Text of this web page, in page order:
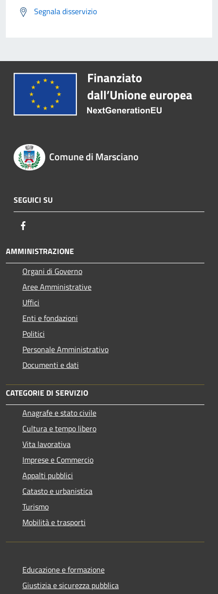
Segnala disservizio
Comune di Marsciano
SEGUICI SU
AMMINISTRAZIONE
Organi di Governo
Aree Amministrative
Uffici
Enti e fondazioni
Politici
Personale Amministrativo
Documenti e dati
CATEGORIE DI SERVIZIO
Anagrafe e stato civile
Cultura e tempo libero
Vita lavorativa
Imprese e Commercio
Appalti pubblici
Catasto e urbanistica
Turismo
Mobilità e trasporti
Educazione e formazione
Giustizia e sicurezza pubblica